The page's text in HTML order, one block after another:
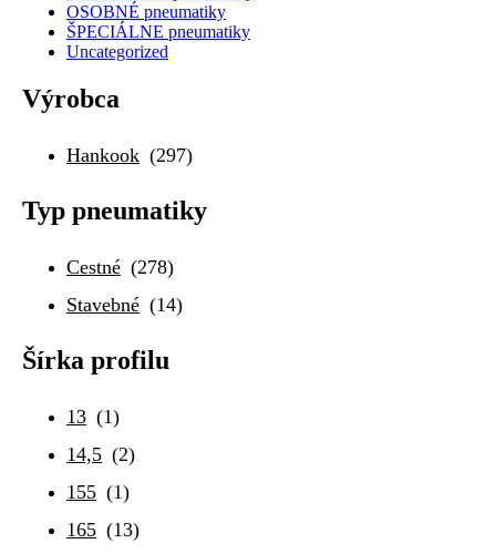
OSOBNÉ pneumatiky
ŠPECIÁLNE pneumatiky
Uncategorized
Výrobca
Hankook (297)
Typ pneumatiky
Cestné (278)
Stavebné (14)
Šírka profilu
13 (1)
14,5 (2)
155 (1)
165 (13)